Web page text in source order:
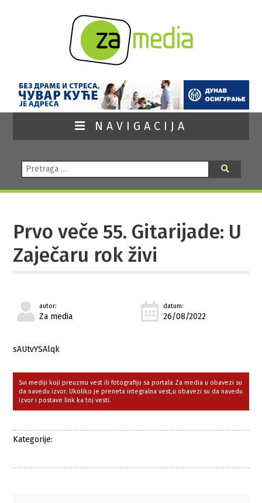
NAVIGACIJA
Pretraga:
Prvo veče 55. Gitarijade: U
Zaječaru rok živi
autor:
Za media
datum:
26/08/2022
sAUtvYSAlqk
Svi mediji koji preuzmu vest ili fotografiju sa portala Za media u obavezi su
da navedu izvor. Ukoliko je preneta integralna vest,u obavezi su da navedu
izvor i postave link ka toj vesti.
Kategorije: